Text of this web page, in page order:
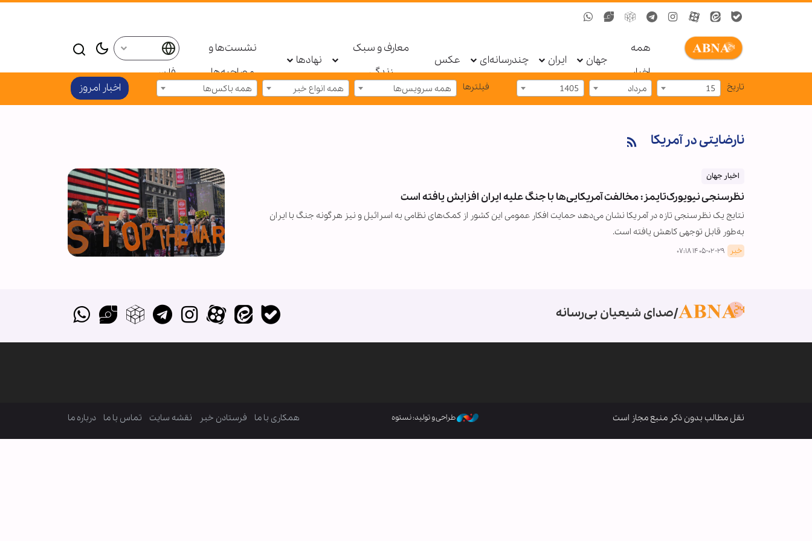
همه
اخبار
جهان ایران چندرسانه‌ای عکس
معارف و سبک
زندگی
نهادها
نشست‌ها و
مصاحبه‌ها
فارسی
تاریخ 15 مرداد 1405 فیلترها همه سرویس‌ها همه انواع خبر همه باکس‌ها اخبار امروز
نارضایتی در آمریکا
اخبار جهان
نظرسنجی نیویورک‌تایمز: مخالفت آمریکایی‌ها با جنگ علیه ایران افزایش یافته است
نتایج یک نظرسنجی تازه در آمریکا نشان می‌دهد حمایت افکار عمومی این کشور از کمک‌های نظامی به اسرائیل و نیز هرگونه جنگ با ایران
به‌طور قابل توجهی کاهش یافته است.
خبر ۱۴۰۵-۰۲-۲۹ ۰۷:۱۸
صدای شیعیان بی‌رسانه
نقل مطالب بدون ذکر منبع مجاز است طراحی و تولید: نستوه همکاری با ما فرستادن خبر نقشه سایت تماس با ما درباره ما